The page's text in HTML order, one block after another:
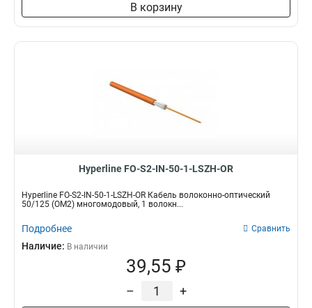
В корзину
Hyperline FO-S2-IN-50-1-LSZH-OR
Hyperline FO-S2-IN-50-1-LSZH-OR Кабель волоконно-оптический
50/125 (OM2) многомодовый, 1 волокн...
Подробнее Сравнить
Наличие: В наличии
39,55 ₽
– +